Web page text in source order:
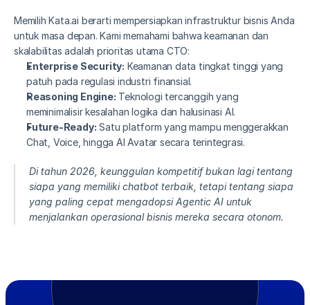
Memilih Kata.ai berarti mempersiapkan infrastruktur bisnis Anda
untuk masa depan. Kami memahami bahwa keamanan dan
skalabilitas adalah prioritas utama CTO:
Enterprise Security: Keamanan data tingkat tinggi yang
patuh pada regulasi industri finansial.
Reasoning Engine: Teknologi tercanggih yang
meminimalisir kesalahan logika dan halusinasi AI.
Future-Ready: Satu platform yang mampu menggerakkan
Chat, Voice, hingga AI Avatar secara terintegrasi.
Di tahun 2026, keunggulan kompetitif bukan lagi tentang
siapa yang memiliki chatbot terbaik, tetapi tentang siapa
yang paling cepat mengadopsi Agentic AI untuk
menjalankan operasional bisnis mereka secara otonom.